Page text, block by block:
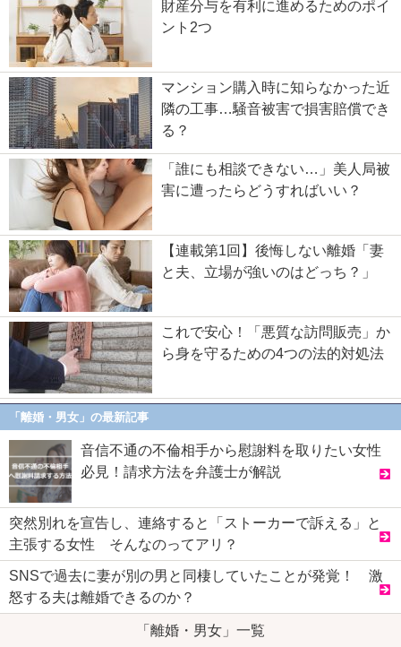
財産分与を有利に進めるためのポイ
ント2つ
マンション購入時に知らなかった近
隣の工事…騒音被害で損害賠償でき
る？
「誰にも相談できない…」美人局被
害に遭ったらどうすればいい？
【連載第1回】後悔しない離婚「妻
と夫、立場が強いのはどっち？」
これで安心！「悪質な訪問販売」か
ら身を守るための4つの法的対処法
「離婚・男女」の最新記事
音信不通の不倫相手から慰謝料を取りたい女性
必見！請求方法を弁護士が解説
突然別れを宣告し、連絡すると「ストーカーで訴える」と
主張する女性 そんなのってアリ？
SNSで過去に妻が別の男と同棲していたことが発覚！ 激
怒する夫は離婚できるのか？
「離婚・男女」一覧